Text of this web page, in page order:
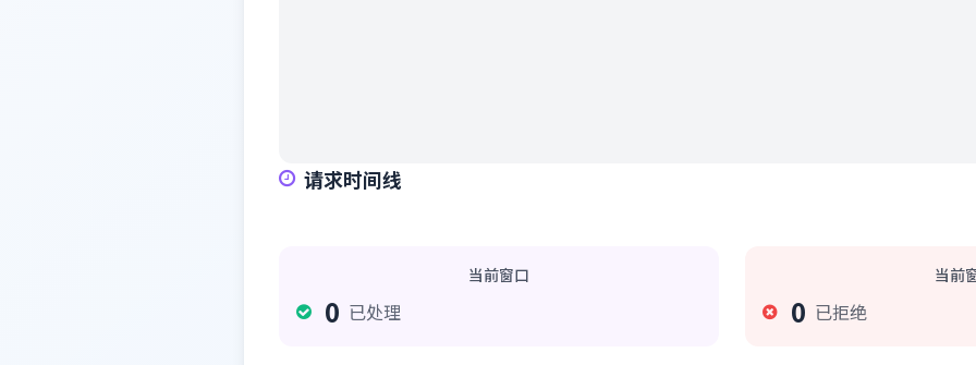
请求时间线
当前窗口
0 已处理
当前
0 已拒绝